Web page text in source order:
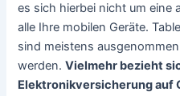
es sich hierbei nicht um eine
alle Ihre mobilen Geräte.
sind meistens
werden.Vielmehr bezieht
Elektronikversicherung auf